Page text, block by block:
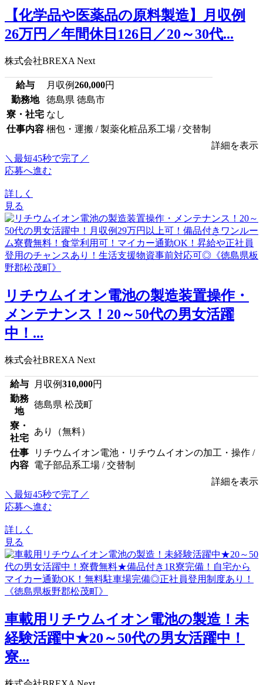
【化学品や医薬品の原料製造】月収例
26万円／年間休日126日／20～30代...
株式会社BREXA Next
給与 月収例260,000円
勤務地
徳島県 徳島市
寮・社宅 なし
仕事内容 梱包・運搬 / 製薬化粧品系工場 / 交替制
詳細を表示
＼最短45秒で完了／
応募へ進む
詳しく
見る
リチウムイオン電池の製造装置操作・
メンテナンス！20～50代の男女活躍
中！...
株式会社BREXA Next
給与 月収例310,000円
勤務
地
徳島県 松茂町
寮・
社宅
あり（無料）
仕事
内容
リチウムイオン電池・リチウムイオンの加工・操作 /
電子部品系工場 / 交替制
詳細を表示
＼最短45秒で完了／
応募へ進む
詳しく
見る
車載用リチウムイオン電池の製造！未
経験活躍中★20～50代の男女活躍中！
寮...